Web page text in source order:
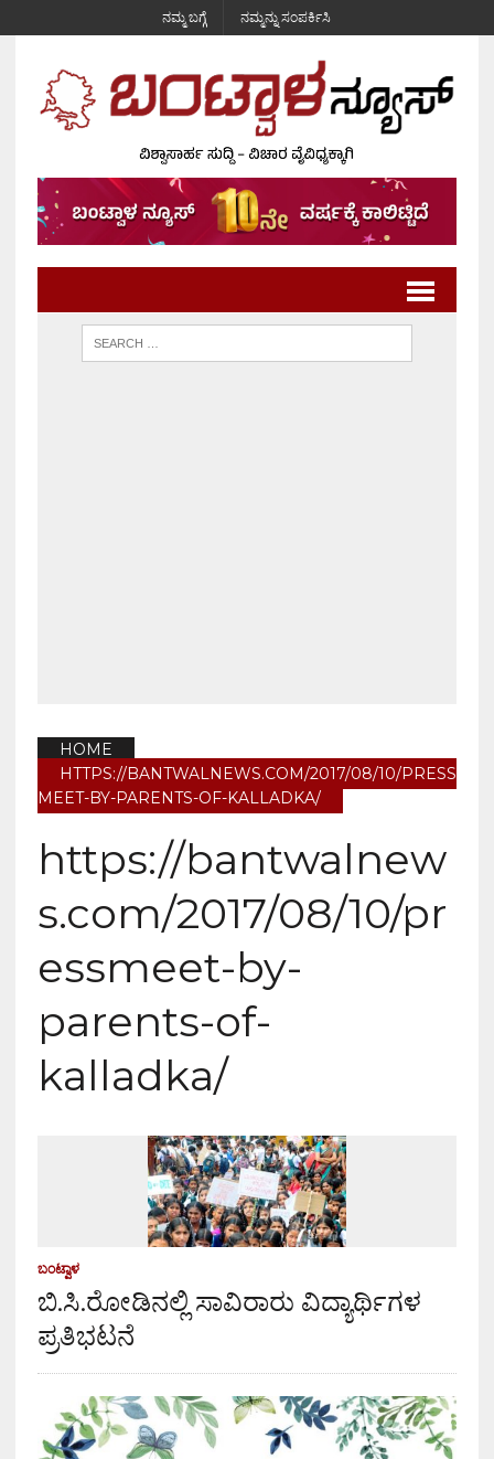
ನಮ್ಮ ಬಗ್ಗೆ ನಮ್ಮನ್ನು ಸಂಪರ್ಕಿಸಿ
HOME
HTTPS://BANTWALNEWS.COM/2017/08/10/PRESS
MEET-BY-PARENTS-OF-KALLADKA/
https://bantwalnew
s.com/2017/08/10/pr
essmeet-by-
parents-of-
kalladka/
ಬಂಟ್ವಾಳ
ಬಿ.ಸಿ.ರೋಡಿನಲ್ಲಿ ಸಾವಿರಾರು ವಿದ್ಯಾರ್ಥಿಗಳ
ಪ್ರತಿಭಟನೆ